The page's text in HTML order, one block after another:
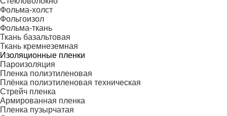
Фольма-холст
Фольгоизол
Фольма-ткань
Ткань базальтовая
Ткань кремнеземная
Изоляционные пленки
Пароизоляция
Пленка полиэтиленовая
Плёнка полиэтиленовая техническая
Стрейч пленка
Армированная пленка
Пленка пузырчатая